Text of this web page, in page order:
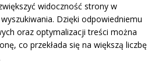
widoczność strony w
Dzięki odpowiedniemu
oraz optymalizacji treści można
co przekłada się na większą liczbę